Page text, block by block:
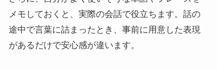
メモしておくと、実際の会話で役立ちます。話の
途中で言葉に詰まったとき、事前に用意した表現
があるだけで安心感が違います。